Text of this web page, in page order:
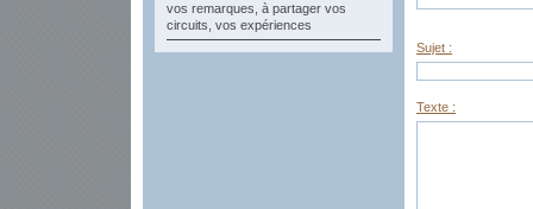
vos remarques, à partager vos
circuits, vos expériences
Sujet :
Texte :